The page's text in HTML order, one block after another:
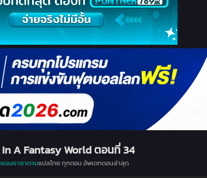
A Fantasy World ตอนที่ 34
องราชาดาบแปลไทย ทุกตอน อัพเดทตอนล่าสุด